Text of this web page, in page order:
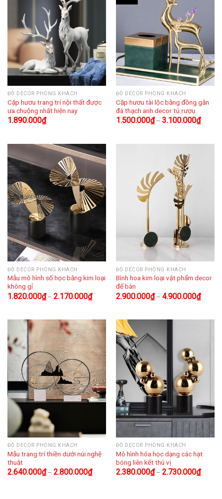
ĐỒ DECOR PHÒNG KHÁCH
Cặp hươu trang trí nội thất được
ưa chuộng nhất hiện nay
1.890.000₫
ĐỒ DECOR PHÒNG KHÁCH
Cặp hươu tài lộc bằng đồng gắn
đá thạch anh decor tủ rượu
1.500.000₫– 3.100.000₫
ĐỒ DECOR PHÒNG KHÁCH
Mẫu mô hình số học bằng kim loại
không gỉ
1.820.000₫– 2.170.000₫
ĐỒ DECOR PHÒNG KHÁCH
Bình hoa kim loại vật phẩm decor
để bàn
2.900.000₫– 4.900.000₫
ĐỒ DECOR PHÒNG KHÁCH
Mẫu trang trí thiền dưới núi nghệ
thuật
2.640.000₫– 2.800.000₫
ĐỒ DECOR PHÒNG KHÁCH
Mô hình hóa học dạng các hạt
bóng liên kết thú vị
2.380.000₫– 2.730.000₫